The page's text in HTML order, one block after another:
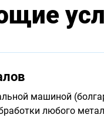
машиной
любого